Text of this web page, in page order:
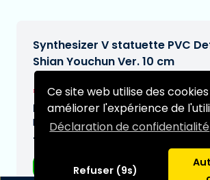
Ce site web utilise des
améliorer l'expérience de
Déclaration de confidentialité
Refuser (9s)
Synthesizer V statuette PVC
Shian Youchun Ver. 10 cm
€79,90 [Sous réserve de
Date de livraison prévue:
N/A
Type:
Figurines d'anime